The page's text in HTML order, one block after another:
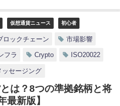
仮想通貨ニュース 初心者
ロックチェーン 市場影響
フラ Crypto ISO20022
ッセージング
は？8つの準拠銘柄と将
最新版】